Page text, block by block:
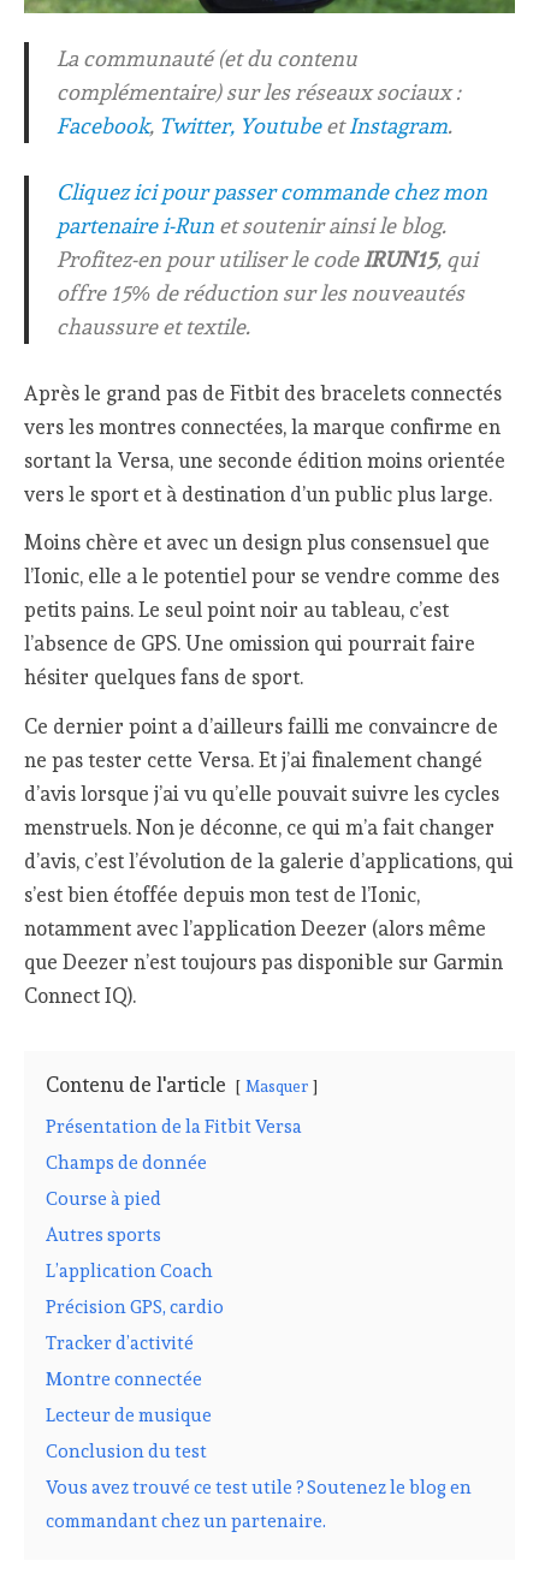
La communauté (et du contenu
complémentaire) sur les réseaux sociaux :
Facebook, Twitter, YoutubeetInstagram.
Cliquez ici pour passer commande chez mon
partenaire i-Runet soutenir ainsi le blog.
Profitez-en pour utiliser le codeIRUN15, qui
offre 15% de réduction sur les nouveautés
chaussure et textile.
Après le grand pas de Fitbit des bracelets connectés
vers les montres connectées, la marque confirme en
sortant la Versa, une seconde édition moins orientée
vers le sport et à destination d’un public plus large.
Moins chère et avec un design plus consensuel que
l’Ionic, elle a le potentiel pour se vendre comme des
petits pains. Le seul point noir au tableau, c’est
l’absence de GPS. Une omission qui pourrait faire
hésiter quelques fans de sport.
Ce dernier point a d’ailleurs failli me convaincre de
ne pas tester cette Versa. Et j’ai finalement changé
d’avis lorsque j’ai vu qu’elle pouvait suivre les cycles
menstruels. Non je déconne, ce qui m’a fait changer
d’avis, c’est l’évolution de la galerie d’applications, qui
s’est bien étoffée depuis mon test de l’Ionic,
notamment avec l’application Deezer (alors même
que Deezer n’est toujours pas disponible sur Garmin
Connect IQ).
Contenu de l'article Masquer
Présentation de la Fitbit Versa
Champs de donnée
Course à pied
Autres sports
L’application Coach
Précision GPS, cardio
Tracker d’activité
Montre connectée
Lecteur de musique
Conclusion du test
Vous avez trouvé ce test utile ? Soutenez le blog en
commandant chez un partenaire.